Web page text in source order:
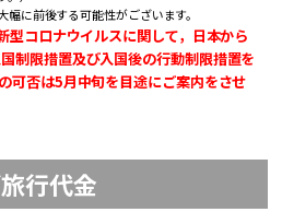
に前後する可能性がございます。
コロナウイルスに関して，日本から
制限措置及び入国後の行動制限措置を
可否は5月中旬を目途にご案内をさせ
行代金